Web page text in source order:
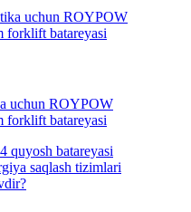
uchun ROYPOW
forklift batareyasi